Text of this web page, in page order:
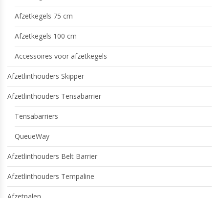
Afzetkegels 75 cm
Afzetkegels 100 cm
Accessoires voor afzetkegels
Afzetlinthouders Skipper
Afzetlinthouders Tensabarrier
Tensabarriers
QueueWay
Afzetlinthouders Belt Barrier
Afzetlinthouders Tempaline